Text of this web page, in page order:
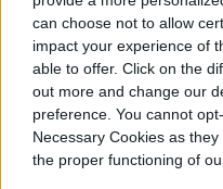
can choose not to allow
impact your experience of
able to offer. Click on the
out more and change our
preference. You cannot
Necessary Cookies as
the proper functioning of
Google Photos